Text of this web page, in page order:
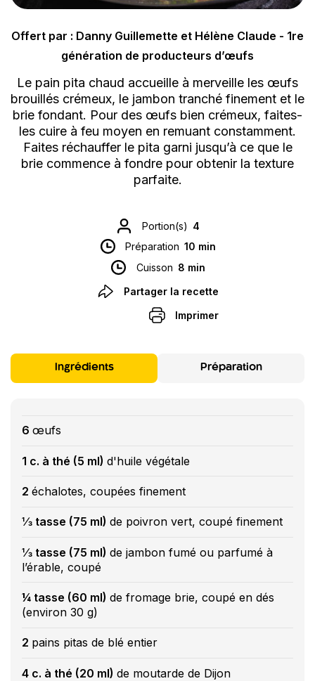
Offert par : Danny Guillemette et Hélène Claude - 1re
génération de producteurs d’œufs
Le pain pita chaud accueille à merveille les œufs
brouillés crémeux, le jambon tranché finement et le
brie fondant. Pour des œufs bien crémeux, faites-
les cuire à feu moyen en remuant constamment.
Faites réchauffer le pita garni jusqu’à ce que le
brie commence à fondre pour obtenir la texture
parfaite.
Portion(s) 4
Préparation 10 min
Cuisson 8 min
Partager la recette
Imprimer
Ingrédients Préparation
6 œufs
1 c. à thé (5 ml) d'huile végétale
2 échalotes, coupées finement
⅓ tasse (75 ml) de poivron vert, coupé finement
⅓ tasse (75 ml) de jambon fumé ou parfumé à
l’érable, coupé
¼ tasse (60 ml) de fromage brie, coupé en dés
(environ 30 g)
2 pains pitas de blé entier
4 c. à thé (20 ml) de moutarde de Dijon